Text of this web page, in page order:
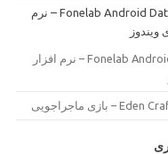
دانلود Fonelab Android Data Recovery – نرم افزار